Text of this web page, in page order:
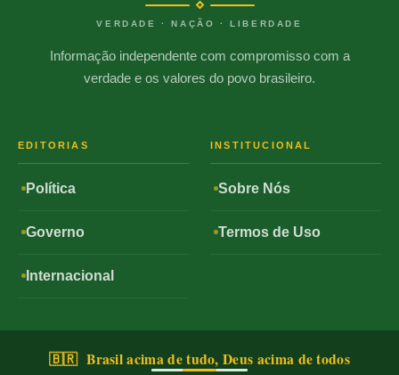
VERDADE · NAÇÃO · LIBERDADE
Informação independente com compromisso com a
verdade e os valores do povo brasileiro.
EDITORIAS
Política
Governo
Internacional
INSTITUCIONAL
Sobre Nós
Termos de Uso
🇧🇷 Brasil acima de tudo, Deus acima de todos